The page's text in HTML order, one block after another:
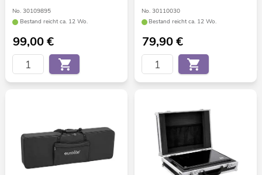
No. 30109895
Bestand reicht ca. 12 Wo.
99,00€
No. 30110030
Bestand reicht ca. 12 Wo.
79,90€